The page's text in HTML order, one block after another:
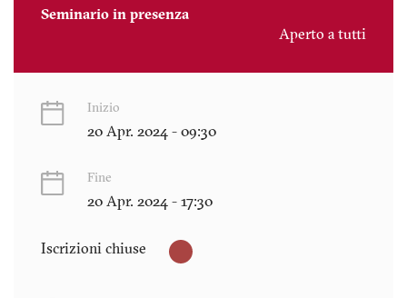
Seminario in presenza
Aperto a tutti
Inizio
20 Apr. 2024 - 09:30
Fine
20 Apr. 2024 - 17:30
Iscrizioni chiuse